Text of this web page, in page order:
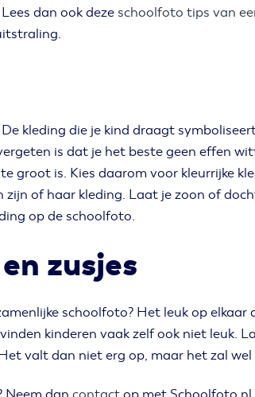
dan ook deze schoolfoto tips van
kleding die je kind draagt
is dat je het beste geen effen
groot is. Kies daarom voor kleurrijke
of haar kleding. Laat je zoon of
op de schoolfoto.
zusjes
schoolfoto? Het leuk op
kinderen vaak zelf ook niet leuk.
valt dan niet erg op, maar het zal